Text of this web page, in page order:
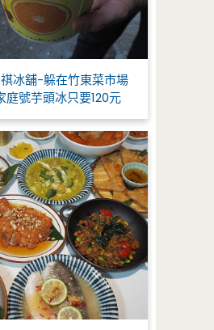
冰舖-躲在竹東菜市場
庭號芋頭冰只要120元